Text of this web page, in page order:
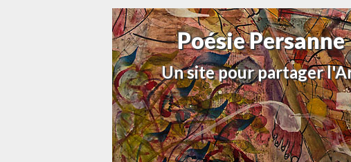
Poésie Persanne
Un site pour partager